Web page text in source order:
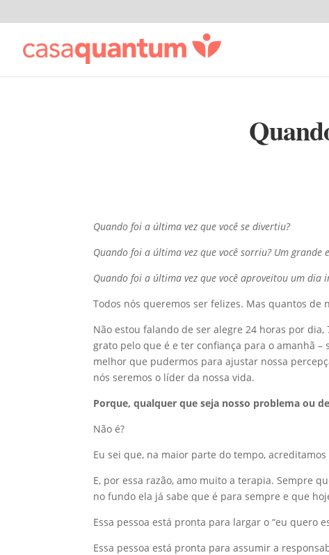
Quando foi a última vez que você se divertiu?
Quando foi a última vez que você sorriu? Um grande
Quando foi a última vez que você aproveitou um dia
Todos nós queremos ser felizes. Mas quantos de
Não estou falando de ser alegre 24 horas por
grato pelo que é e ter confiança para o amanhã
melhor que pudermos para ajustar nossa
nós seremos o líder da nossa vida.
Porque, qualquer que seja nosso problema ou
Não é?
Eu sei que, na maior parte do tempo,
E, por essa razão, amo muito a terapia. Sempre
no fundo ela já sabe que é para sempre e que
Essa pessoa está pronta para largar o “eu quero
Essa pessoa está pronta para assumir a